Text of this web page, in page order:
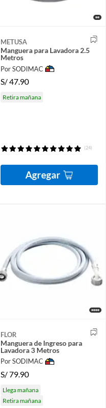
METUSA
Manguera para Lavadora 2.5
Metros
Por SODIMAC
S/47.90
Retira mañana
(24)
Agregar
FLOR
Manguera de Ingreso para
Lavadora 3 Metros
Por SODIMAC
S/79.90
Llega mañana
Retira mañana